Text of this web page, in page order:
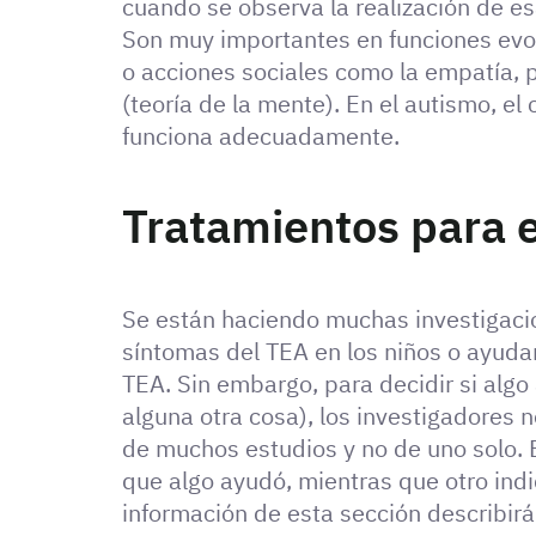
Son muy importantes en funciones
o acciones sociales como la
(teoría de la mente). En el autismo,
funciona adecuadamente.
Tratamientos para
Se están haciendo muchas
síntomas del TEA en los niños o
TEA. Sin embargo, para decidir si
alguna otra cosa), los investigadores
de muchos estudios y no de uno
que algo ayudó, mientras que otro
información de esta sección